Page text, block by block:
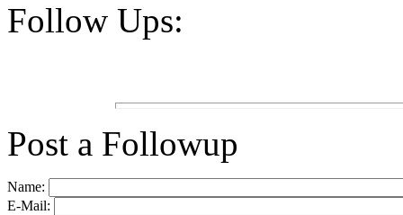
Follow Ups:
Post a Followup
Name:
E-Mail: